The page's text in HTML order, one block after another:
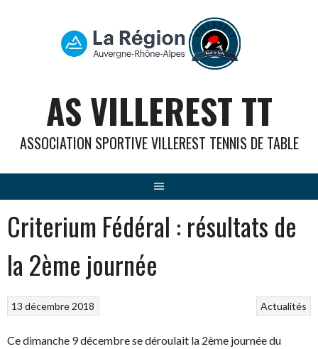
AS VILLEREST TT
ASSOCIATION SPORTIVE VILLEREST TENNIS DE TABLE
Criterium Fédéral : résultats de
la 2ème journée
Actualités
13 décembre 2018
Ce dimanche 9 décembre se déroulait la 2ème journée du